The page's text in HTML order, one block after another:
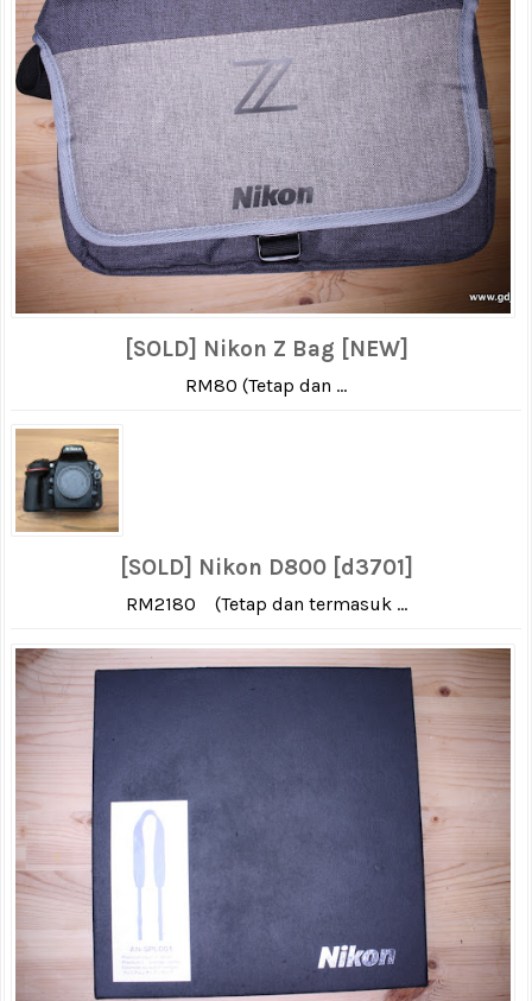
[SOLD] Nikon Z Bag [NEW]
RM80 (Tetap dan ...
[SOLD] Nikon D800 [d3701]
RM2180 (Tetap dan termasuk ...